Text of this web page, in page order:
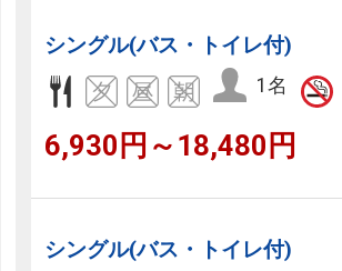
シングル(バス・トイレ付)
1名
6,930円～18,480円
シングル(バス・トイレ付)